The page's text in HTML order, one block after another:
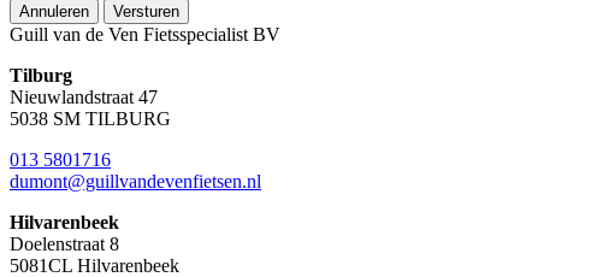
Annuleren Versturen
Guill van de Ven Fietsspecialist BV
Tilburg
Nieuwlandstraat 47
5038 SM TILBURG
013 5801716
dumont@guillvandevenfietsen.nl
Hilvarenbeek
Doelenstraat 8
5081CL Hilvarenbeek